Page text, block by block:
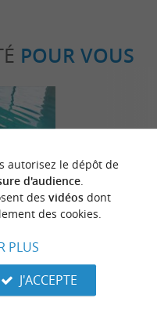
POUR VOUS
Culturelle
autorisez le dépôt de
d'audience.
des vidéosdont
des cookies.
PLUS
J'ACCEPTE